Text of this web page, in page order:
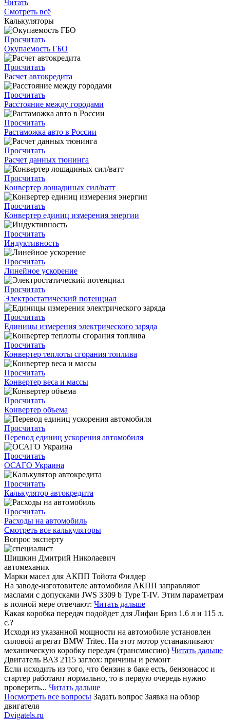
Читать
Смотреть всё
Калькуляторы
Просчитать
Окупаемость ГБО
Просчитать
Расчет автокредита
Просчитать
Расстояние между городами
Просчитать
Растаможка авто в России
Просчитать
Расчет данных тюнинга
Просчитать
Конвертер лошадиных сил/ватт
Просчитать
Конвертер единиц измерения энергии
Просчитать
Индуктивность
Просчитать
Линейное ускорение
Просчитать
Электростатический потенциал
Просчитать
Единицы измерения электрического заряда
Просчитать
Конвертер теплоты сгорания топлива
Просчитать
Конвертер веса и массы
Просчитать
Конвертер объема
Просчитать
Перевод единиц ускорения автомобиля
Просчитать
ОСАГО Украина
Просчитать
Калькулятор автокредита
Просчитать
Расходы на автомобиль
Смотреть все калькуляторы
Вопрос эксперту
Шишкин Дмитрий Николаевич
автомеханик
Марки масел для АКПП Тойота Филдер
На заводе-изготовителе автомобиля АКПП заправляют
маслами с допусками JWS 3309 b Type T-IV. Этим параметрам
в полной мере отвечают: Читать дальше
Какая коробка передач подойдет для Лифан Бриз 1.6 л и 115 л.
с.?
Исходя из указанной мощности на автомобиле установлен
силовой агрегат BMW Tritec. На этот мотор устанавливают
механическую коробку передач (трансмиссию) Читать дальше
Двигатель ВАЗ 2115 заглох: причины и ремонт
Если исходить из того, что бензин в баке есть, бензонасос и
стартер работают нормально, то в первую очередь нужно
проверить... Читать дальше
Посмотреть все вопросы Задать вопрос Заявка на обзор
двигателя
Dvigatels.ru